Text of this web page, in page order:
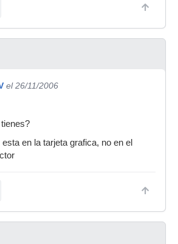
el 26/11/2006
en la tarjeta grafica, no en el